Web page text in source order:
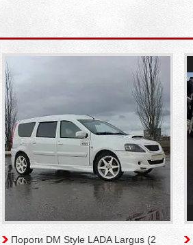
Пороги DM Style LADA Largus (2